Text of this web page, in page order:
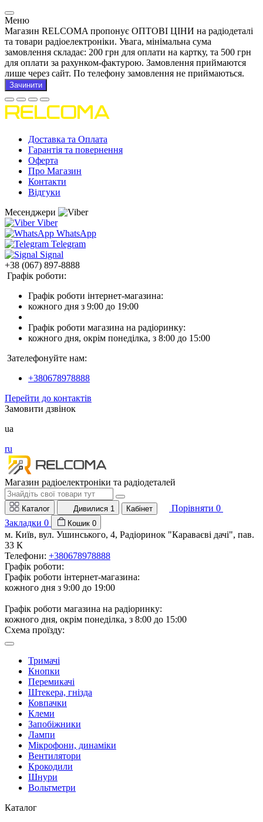
Меню
Магазин RELCOMA пропонує ОПТОВІ ЦІНИ на радіодеталі
та товари радіоелектроніки. Увага, мінімальна сума
замовлення складає: 200 грн для оплати на картку, та 500 грн
для оплати за рахунком-фактурою. Замовлення приймаются
лише через сайт. По телефону замовлення не приймаються.
Зачинити
Доставка та Оплата
Гарантія та повернення
Оферта
Про Магазин
Контакти
Відгуки
Месенджери
Viber
WhatsApp
Telegram
Signal
+38 (067) 897-8888
Графік роботи:
Графік роботи інтернет-магазина:
кожного дня з 9:00 до 19:00
Графік роботи магазина на радіоринку:
кожного дня, окрім понеділка, з 8:00 до 15:00
Зателефонуйте нам:
+380678978888
Перейти до контактів
Замовити дзвінок
ua
ru
Магазин радіоелектроніки та радіодеталей
Каталог Дивилися 1 Кабінет Порівняти 0
Закладки 0 Кошик 0
м. Київ, вул. Ушинського, 4, Радіоринок "Караваєві дачі", пав.
33 К
Телефони: +380678978888
Графік роботи:
Графік роботи інтернет-магазина:
кожного дня з 9:00 до 19:00
Графік роботи магазина на радіоринку:
кожного дня, окрім понеділка, з 8:00 до 15:00
Схема проїзду:
Тримачі
Кнопки
Перемикачі
Штекера, гнізда
Ковпачки
Клеми
Запобіжники
Лампи
Мікрофони, динаміки
Вентилятори
Крокодили
Шнури
Вольтметри
Каталог